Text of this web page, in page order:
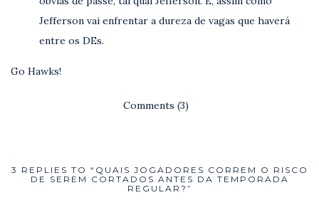
Jefferson vai enfrentar a dureza de vagas que haverá
entre os DEs.
Go Hawks!
Comments (3)
3 REPLIES TO “QUAIS JOGADORES CORREM O RISCO
DE SEREM CORTADOS ANTES DA TEMPORADA
REGULAR?”